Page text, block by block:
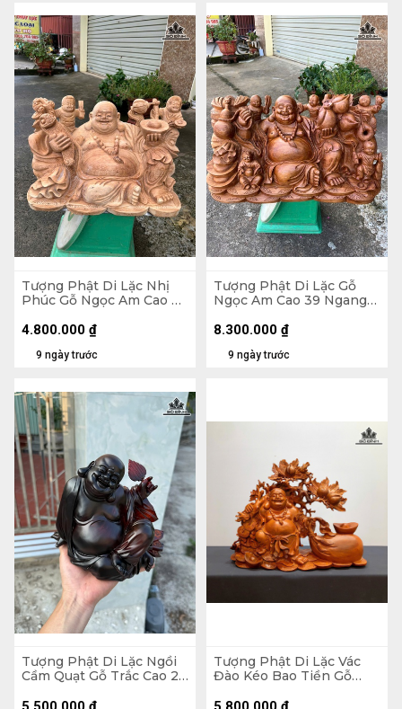
Tượng Phật Di Lặc Nhị
Phúc Gỗ Ngọc Am Cao 30
9 ngày trước
4.800.000 ₫
Tượng Phật Di Lặc Gỗ
Ngọc Am Cao 39 Ngang
9 ngày trước
8.300.000 ₫
Tượng Phật Di Lặc Ngồi
Cầm Quạt Gỗ Trắc Cao 20
Tượng Phật Di Lặc Vác
Đào Kéo Bao Tiền Gỗ
Sâu 18 (cm)